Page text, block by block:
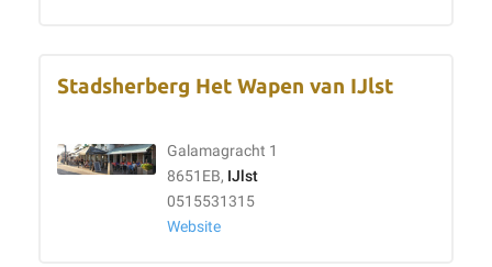
Stadsherberg Het Wapen van IJlst
Galamagracht 1
8651EB, IJlst
0515531315
Website